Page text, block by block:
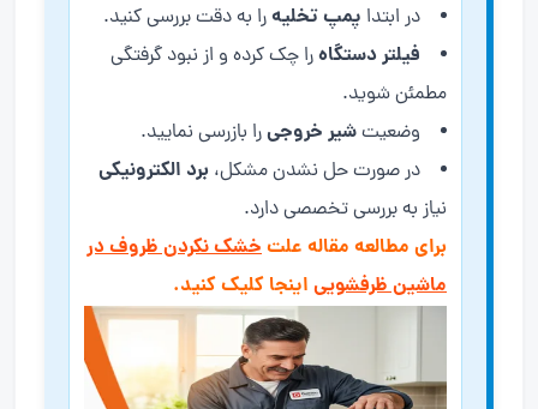
در ابتدا پمپ تخلیهرا به دقت بررسی کنید.
فیلتر دستگاهرا چک کرده و از نبود گرفتگی
مطمئن شوید.
وضعیتشیر خروجیرا بازرسی نمایید.
در صورت حل نشدن مشکل، برد الکترونیکی
نیاز به بررسی تخصصی دارد.
برای مطالعه مقاله علتخشک نکردن ظروف در
ماشین ظرفشویی اینجا کلیک کنید.